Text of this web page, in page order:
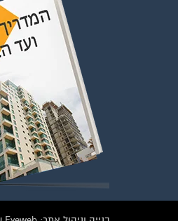
להצטרפות לחצו על התמונה או על הכפתור ושלחו
הקבוצה
לחץ למעבר לקבוצה